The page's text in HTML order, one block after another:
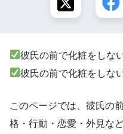
彼氏の前で化粧をしな
彼氏の前で化粧をしな
このページでは、彼氏の
格・行動・恋愛・外見な